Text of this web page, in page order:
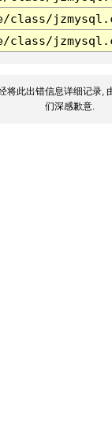
class/
class/
将此出错信息详细记录,
们深感歉意.